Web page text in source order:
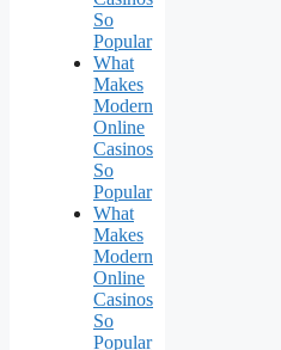
So
Popular
What
Makes
Modern
Online
Casinos
So
Popular
What
Makes
Modern
Online
Casinos
So
Popular